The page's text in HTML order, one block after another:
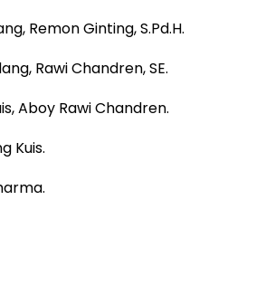
Remon Ginting, S.Pd.H.
Rawi Chandren, SE.
Aboy Rawi Chandren.
Kuis.